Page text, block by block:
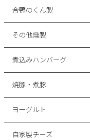
合鴨のくん製
その他燻製
煮込みハンバーグ
焼豚・煮豚
ヨーグルト
自家製チーズ